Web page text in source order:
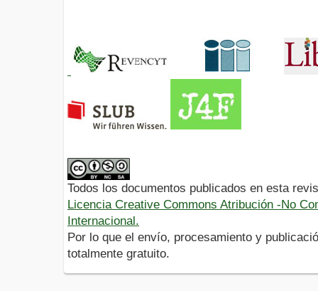
Todos los documentos publicados en esta
Licencia Creative Commons Atribución -No
Internacional.
Por lo que el envío, procesamiento y
totalmente gratuito.